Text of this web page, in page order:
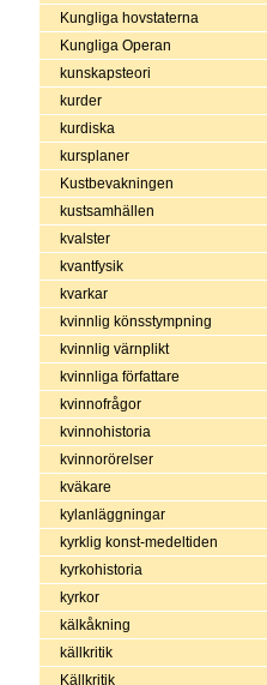
Kungliga hovstaterna
Kungliga Operan
kunskapsteori
kurder
kurdiska
kursplaner
Kustbevakningen
kustsamhällen
kvalster
kvantfysik
kvarkar
kvinnlig könsstympning
kvinnlig värnplikt
kvinnliga författare
kvinnofrågor
kvinnohistoria
kvinnorörelser
kväkare
kylanläggningar
kyrklig konst-medeltiden
kyrkohistoria
kyrkor
kälkåkning
källkritik
Källkritik